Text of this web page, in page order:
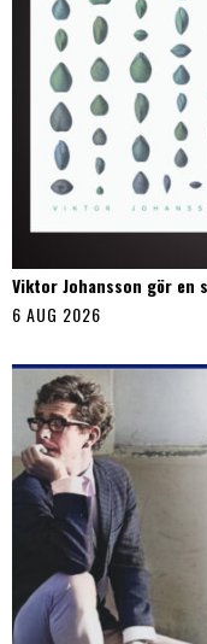
Viktor Johansson gör
6 AUG 2026